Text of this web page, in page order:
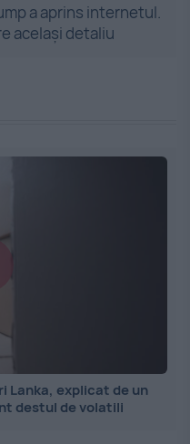
a aprins internetul.
același detaliu
Lanka, explicat de un
destul de volatili